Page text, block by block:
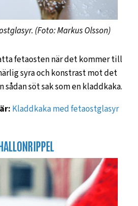
(Foto: Markus Olsson)
fetaosten när det kommer till
syra och konstrast mot det
söt sak som en kladdkaka.
Kladdkaka med fetaostglasyr